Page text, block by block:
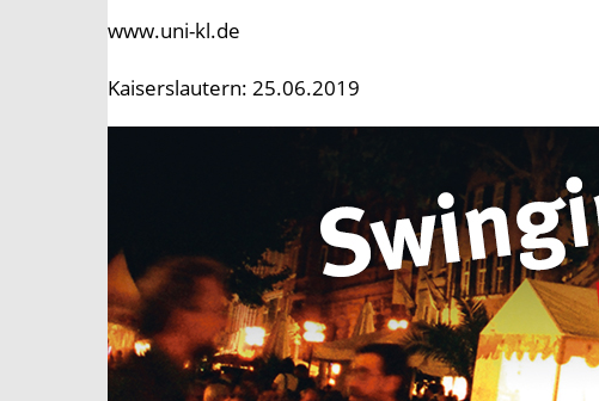
www.uni-kl.de
Kaiserslautern: 25.06.2019